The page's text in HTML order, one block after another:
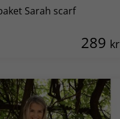
Sarah scarf
289 kr